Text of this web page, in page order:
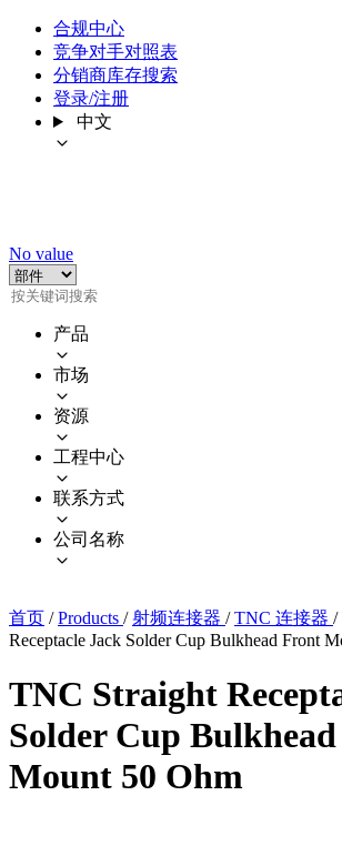
合规中心
竞争对手对照表
分销商库存搜索
登录/注册
中文
No value
产品
市场
资源
工程中心
联系方式
公司名称
首页 / Products / 射频连接器 / TNC 连接器 /
Receptacle Jack Solder Cup Bulkhead Front
TNC Straight
Solder Cup
Mount 50 Ohm